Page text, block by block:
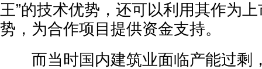
王”的技术优势，还可以利用其作为
势，为合作项目提供资金支持。
而当时国内建筑业面临产能过剩